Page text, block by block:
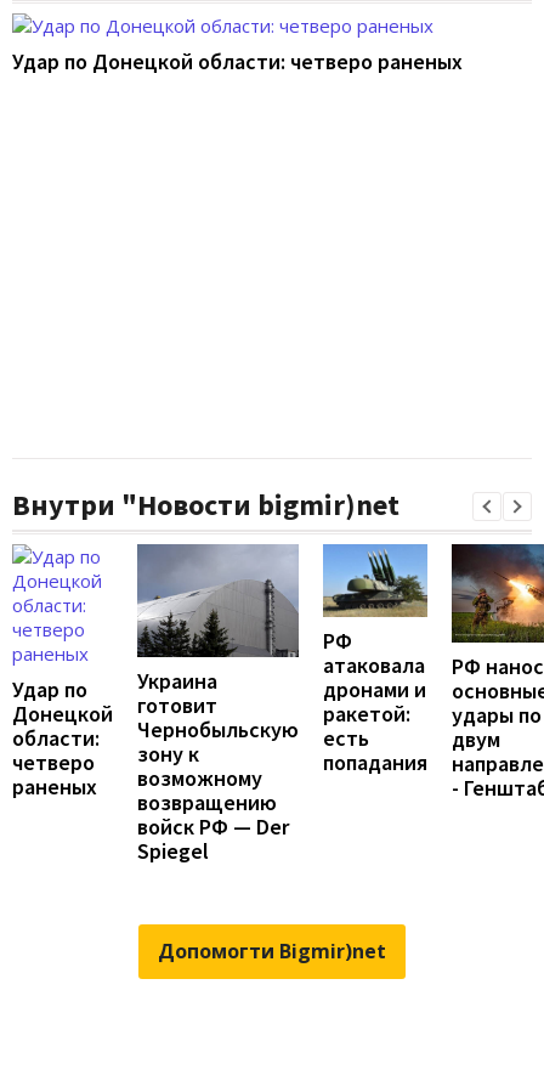
Удар по Донецкой области: четверо раненых
Внутри "Новости bigmir)net
Удар по
Донецкой
области:
четверо
раненых
Украина
готовит
Чернобыльскую
зону к
возможному
возвращению
войск РФ — Der
Spiegel
РФ
атаковала
дронами и
ракетой:
есть
попадания
РФ
удары по
двум
-
Допомогти Bigmir)net